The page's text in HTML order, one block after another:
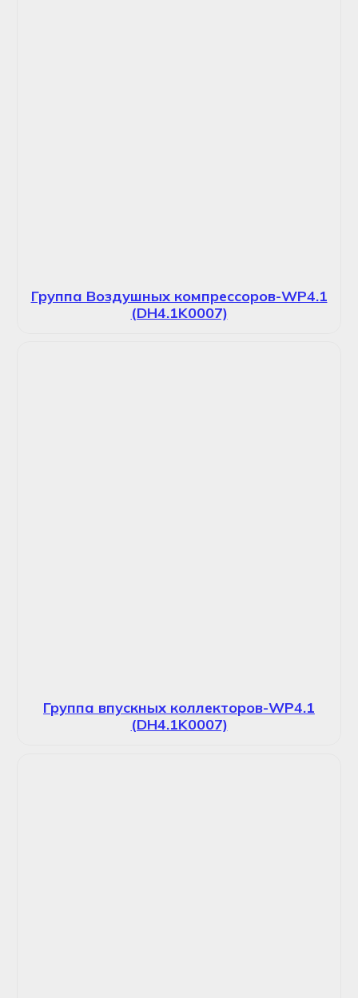
Группа Воздушных компрессоров-WP4.1
(DH4.1K0007)
Группа впускных коллекторов-WP4.1
(DH4.1K0007)